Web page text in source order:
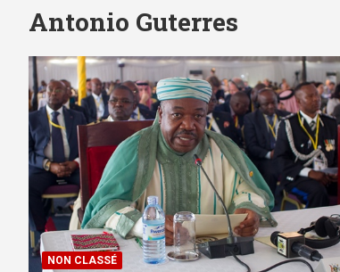
Antonio Guterres
NON CLASSÉ